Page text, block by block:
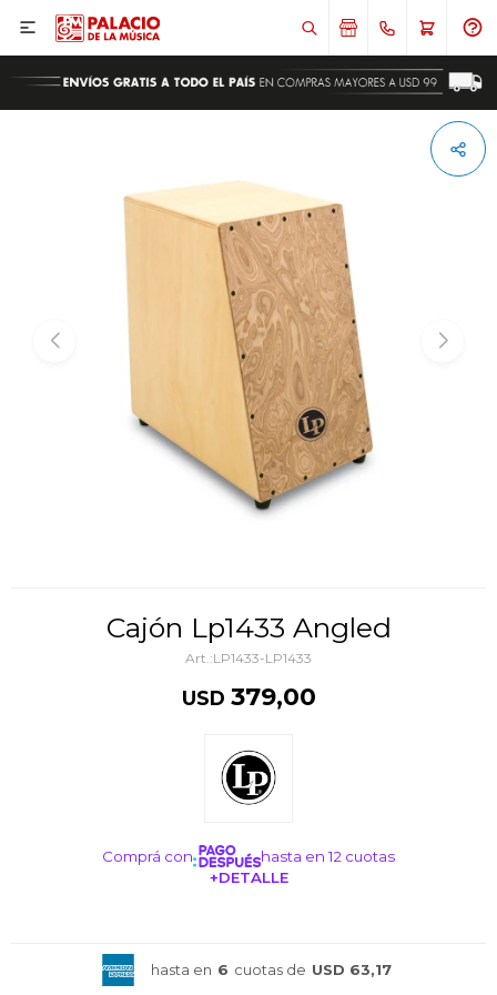

Cajón Lp1433 Angled
LP1433-LP1433
USD 379,00
Comprá con
hasta en 12 cuotas
+DETALLE
hasta en 6 cuotas de USD 63,17